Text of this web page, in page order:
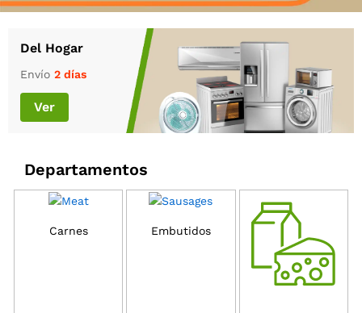
Del Hogar
Envío 2 días
Ver
Departamentos
Carnes Embutidos